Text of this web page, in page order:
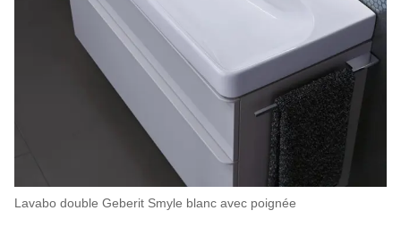
Lavabo double Geberit Smyle blanc avec poignée